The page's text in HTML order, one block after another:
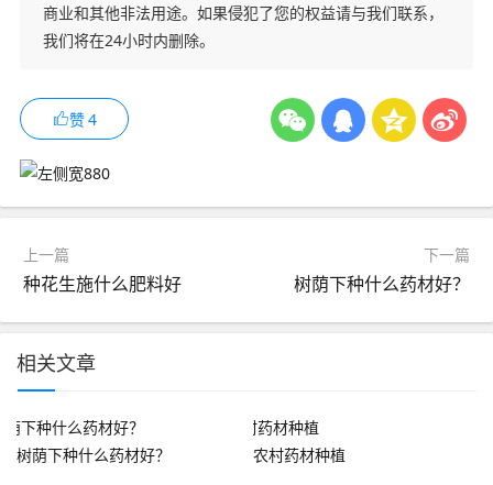
商业和其他非法用途。如果侵犯了您的权益请与我们联系，
我们将在24小时内删除。
赞4
上一篇
种花生施什么肥料好
下一篇
树荫下种什么药材好？
相关文章
树荫下种什么药材好？ 农村药材种植